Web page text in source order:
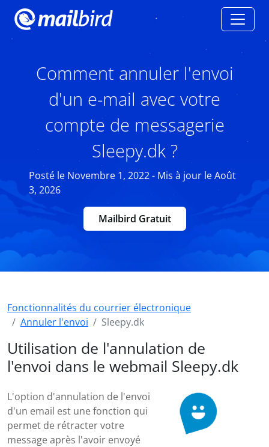
Comment annuler l'envoi
d'un e-mail avec votre
compte de messagerie
Sleepy.dk ?
Posté le Novembre 1, 2022 - Mis à jour le Août
3, 2026
Mailbird Gratuit
Fonctionnalités du courrier électronique
Annuler l'envoi
Sleepy.dk
Utilisation de l'annulation de
l'envoi dans le webmail Sleepy.dk
L'option d'annulation de l'envoi
d'un email est une fonction qui
permet de rétracter votre
message après l'avoir envoyé